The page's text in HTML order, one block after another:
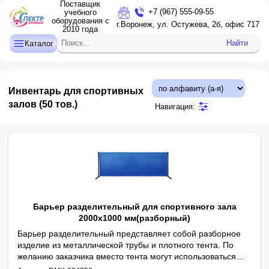
Поставщик
учебного
оборудования с
2010 года
+7 (967) 555-09-55
г.Воронеж, ул. Остужева, 2б, офис 717
Каталог
ДЕТСКИЙ САД
НАЧАЛЬНАЯ ШКОЛА
ДОПОЛНИТЕЛЬНОЕ ОБРАЗОВАНИЕ
КАБИНЕТ ЛОГОПЕДА/ПСИХОЛОГА
Найти
Инвентарь для спортивных
залов (50 тов.) Навигация:
Барьер разделительный для спортивного зала
2000х1000 мм(разборный)
Барьер разделительный представляет собой разборное
изделие из металлической трубы и плотного тента. По
желанию заказчика вместо тента могут использоваться